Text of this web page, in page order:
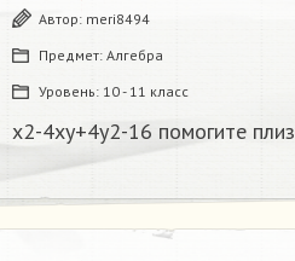
Автор: meri8494
Предмет: Алгебра
Уровень: 10 - 11 класс
х2-4ху+4у2-16 помогите плиз​